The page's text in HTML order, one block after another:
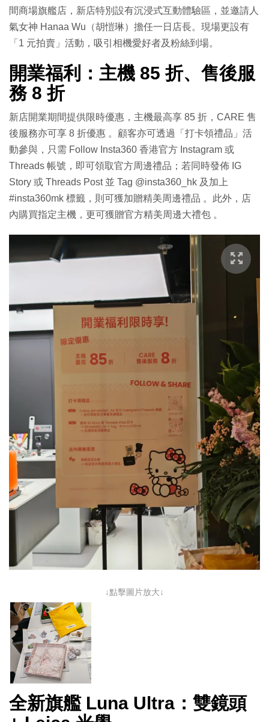
間商場旗艦店，新店特別設有沉浸式互動體驗區，並邀請人
氣女神 Hanaa Wu（胡愷琳）擔任一日店長。現場更設有
「1 元拍賣」活動，吸引相機愛好者及粉絲到場。
開業福利：主機 85 折、售後服
務 8 折
新店開業期間提供限時優惠，主機最高享 85 折，CARE 售
後服務亦可享 8 折優惠 。顧客亦可透過「打卡領禮品」活
動參與，只需 Follow Insta360 香港官方 Instagram 或
Threads 帳號，即可領取官方周邊禮品；若同時發佈 IG
Story 或 Threads Post 並 Tag @insta360_hk 及加上
#insta360mk 標籤，則可獲加贈精美周邊禮品 。此外，店
內購買指定主機，更可獲贈官方精美周邊大禮包 。
↓點擊圖片放大↓
全新旗艦 Luna Ultra：雙鏡頭